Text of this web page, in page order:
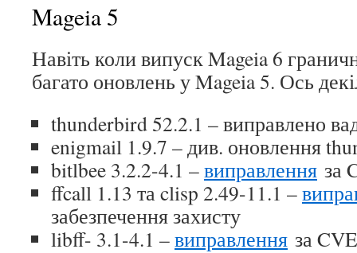
Mageia 5
Навіть коли випуск Mageia 6
багато оновлень у Mageia 5. Ось
thunderbird 52.2.1 – виправлено
enigmail 1.9.7 – див. оновлення
bitlbee 3.2.2-4.1 –виправлення за
ffcall 1.13 та clisp 2.49-11.1 –
забезпечення захисту
libff- 3.1-4.1 –виправлення за CVE